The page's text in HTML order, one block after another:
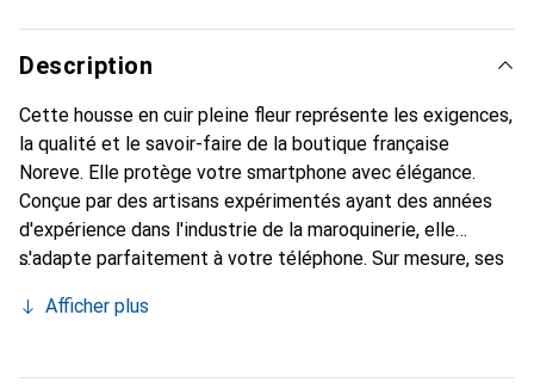
Description
Cette housse en cuir pleine fleur représente les exigences,
la qualité et le savoir-faire de la boutique française
Noreve. Elle protège votre smartphone avec élégance.
Conçue par des artisans expérimentés ayant des années
d'expérience dans l'industrie de la maroquinerie, elle
s'adapte parfaitement à votre téléphone. Sur mesure, ses
peau. Elle devient l'accessoire chic et indispensable pour
internationalement pour ses produits de haute qualité et
Afficher plus